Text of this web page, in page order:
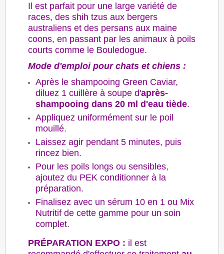
Il est parfait pour une large variété de
races, des shih tzus aux bergers
australiens et des persans aux maine
coons, en passant par les animaux à poils
courts comme le Bouledogue.
Mode d'emploi pour chats et chiens :
Après le shampooing Green Caviar,
diluez 1 cuillère à soupe d'après-
shampooing dans 20 ml d'eau tiède.
Appliquez uniformément sur le poil
mouillé.
Laissez agir pendant 5 minutes, puis
rincez bien.
Pour les poils longs ou sensibles,
ajoutez du PEK conditionner à la
préparation.
Finalisez avec un sérum 10 en 1 ou Mix
Nutritif de cette gamme pour un soin
complet.
PRÉPARATION EXPO : il est